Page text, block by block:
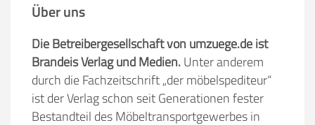
Über uns
Die Betreibergesellschaft von umzuege.de ist
Brandeis Verlag und Medien.Unter anderem
durch die Fachzeitschrift „der möbelspediteur“
ist der Verlag schon seit Generationen fester
Bestandteil des Möbeltransportgewerbes in